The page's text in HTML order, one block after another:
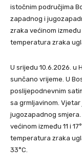
istočnim područjima
zapadnog i
zraka većinom između
temperatura zraka
U srijedu 10.6.2026. u
sunčano vrijeme. U
poslijepodnevnim
sa grmljavinom.
jugozapadnog
većinom između 11 i
temperatura zraka
33°C.